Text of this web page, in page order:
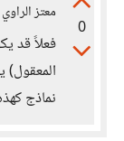
0
معتز الراوي
فعلاً قد
نماذج